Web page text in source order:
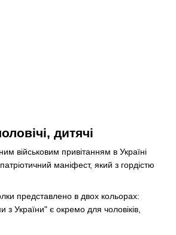
дитячі
військовим привітанням в Україні
маніфест, який з гордістю
представлено в двох кольорах:
України" є окремо для чоловіків,